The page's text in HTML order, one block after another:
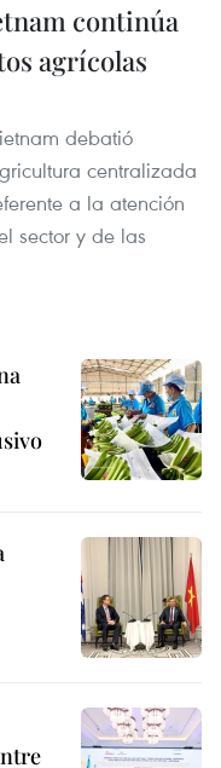
continúa
agrícolas
debatió
centralizada
a la atención
sector y de las